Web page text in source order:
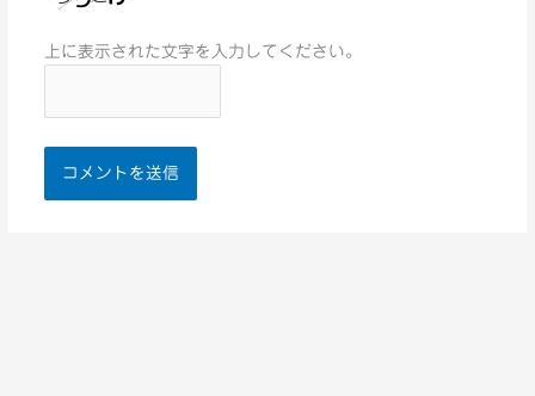
上に表示された文字を入力してください。